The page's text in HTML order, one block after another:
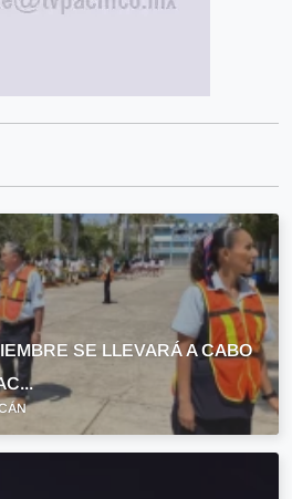
SE LLEVARÁ A CABO